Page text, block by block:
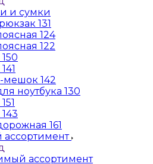
и сумки
131
124
122
мешок 142
ноутбука 130
161
ассортимент